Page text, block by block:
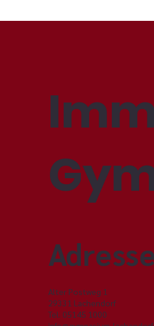
more
Alter Postweg 1
29331 Lachendorf
Tel. 05145 1000